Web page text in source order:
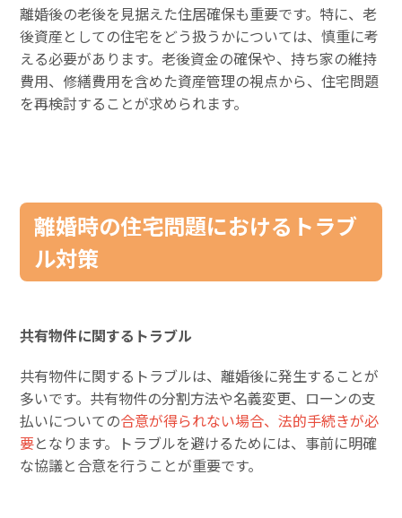
離婚後の老後を見据えた住居確保も重要です。特に、老
後資産としての住宅をどう扱うかについては、慎重に考
える必要があります。老後資金の確保や、持ち家の維持
費用、修繕費用を含めた資産管理の視点から、住宅問題
を再検討することが求められます。
離婚時の住宅問題におけるトラブ
ル対策
共有物件に関するトラブル
共有物件に関するトラブルは、離婚後に発生することが
多いです。共有物件の分割方法や名義変更、ローンの支
払いについての合意が得られない場合、法的手続きが必
要となります。トラブルを避けるためには、事前に明確
な協議と合意を行うことが重要です。